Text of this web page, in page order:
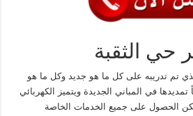
حي الثقبة
تم تدريبه على كل ما هو جديد وكل ما هو
تمديدها في المباني الجديدة ويتميز الكهربائي
الحصول على جميع الخدمات الخاصة